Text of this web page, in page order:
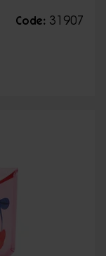
Code: 31907